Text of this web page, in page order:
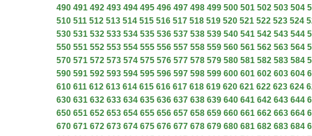
490 491 492 493 494 495 496 497 498 499 500 501 502 503 504
510 511 512 513 514 515 516 517 518 519 520 521 522 523 524
530 531 532 533 534 535 536 537 538 539 540 541 542 543 544
550 551 552 553 554 555 556 557 558 559 560 561 562 563 564
570 571 572 573 574 575 576 577 578 579 580 581 582 583 584
590 591 592 593 594 595 596 597 598 599 600 601 602 603 604
610 611 612 613 614 615 616 617 618 619 620 621 622 623 624
630 631 632 633 634 635 636 637 638 639 640 641 642 643 644
650 651 652 653 654 655 656 657 658 659 660 661 662 663 664
670 671 672 673 674 675 676 677 678 679 680 681 682 683 684